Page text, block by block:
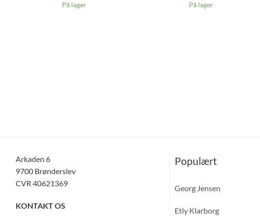
På lager
På lager
Arkaden 6
9700 Brønderslev
CVR 40621369
KONTAKT OS
Populært
Georg Jensen
Etly Klarborg